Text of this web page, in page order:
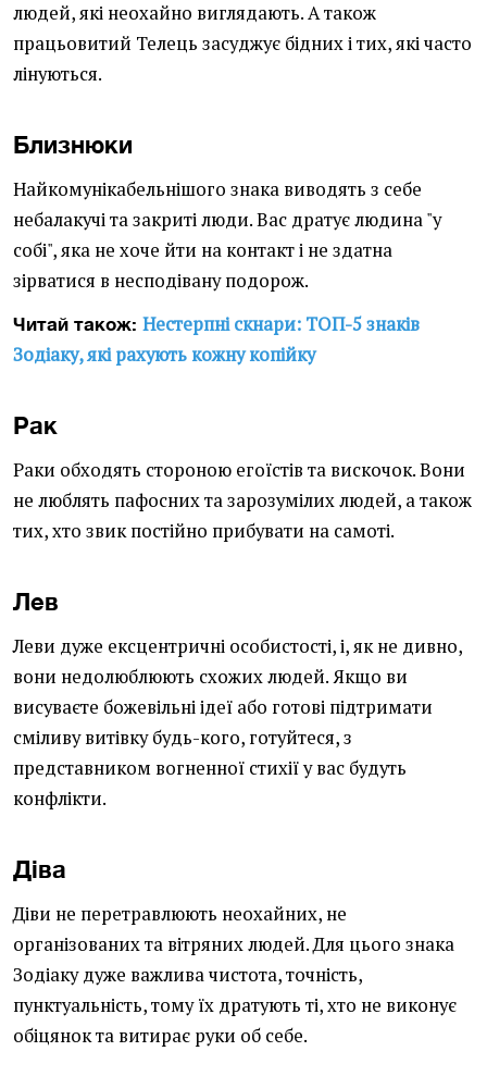
людей, які неохайно виглядають. А також
працьовитий Телець засуджує бідних і тих, які часто
лінуються.
Близнюки
Найкомунікабельнішого знака виводять з себе
небалакучі та закриті люди. Вас дратує людина "у
собі", яка не хоче йти на контакт і не здатна
зірватися в несподівану подорож.
Читай також: Нестерпні скнари: ТОП-5 знаків
Зодіаку, які рахують кожну копійку
Рак
Раки обходять стороною егоїстів та вискочок. Вони
не люблять пафосних та зарозумілих людей, а також
тих, хто звик постійно прибувати на самоті.
Лев
Леви дуже ексцентричні особистості, і, як не дивно,
вони недолюблюють схожих людей. Якщо ви
висуваєте божевільні ідеї або готові підтримати
сміливу витівку будь-кого, готуйтеся, з
представником вогненної стихії у вас будуть
конфлікти.
Діва
Діви не перетравлюють неохайних, не
організованих та вітряних людей. Для цього знака
Зодіаку дуже важлива чистота, точність,
пунктуальність, тому їх дратують ті, хто не виконує
обіцянок та витирає руки об себе.